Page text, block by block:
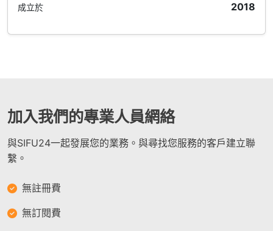
成立於 2018
加入我們的專業人員網絡
與SIFU24一起發展您的業務。與尋找您服務的客戶建立聯
繫。
無註冊費
無訂閱費